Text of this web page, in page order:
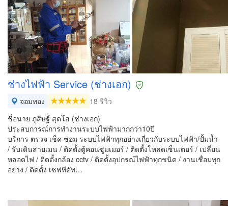
ช่างไฟฟ้า Service (ช่างเอก)
จอมทอง
18 รีวิว
ชื่อนาย ภูสิษฐ์ สุดโส (ช่างเอก)
ประสบการณ์การทำงานระบบไฟฟ้ามากกว่า10ปี
บริการ ตรวจ เช็ค ซ่อม ระบบไฟฟ้าทุกอย่างเกี่ยวกับระบบไฟฟ้า/ปั้มน้ำ
/ รับเดินสายเมน / ติดตั้งตู้คอนซูมเมอร์ / ติดตั้งโหลดเซ็นเตอร์ / เปลี่ยน
หลอดไฟ / ติดตั้งกล้อง cctv / ติดตั้งอุปกรณ์ไฟฟ้าทุกชนิด / งานเชื่อมทุก
อย่าง / ติดตั้ง เซฟทีคัท…